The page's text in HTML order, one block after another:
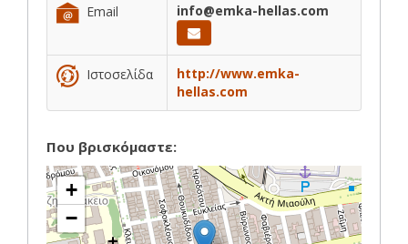
Email info@emka-hellas.com
Ιστοσελίδα
http://www.emka-
hellas.com
Που βρισκόμαστε:
+
−